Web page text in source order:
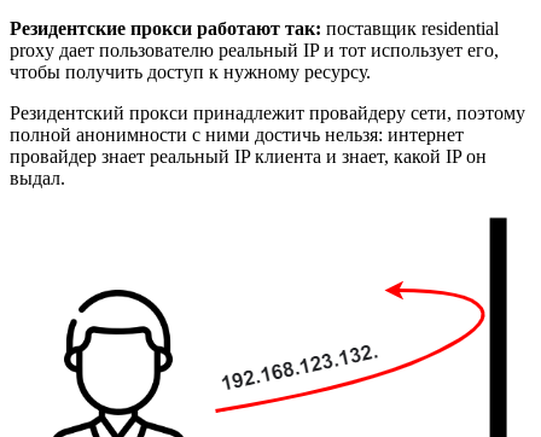
Резидентские прокси работают так: поставщик residential
proxy дает пользователю реальный IP и тот использует его,
чтобы получить доступ к нужному ресурсу.
Резидентский прокси принадлежит провайдеру сети, поэтому
полной анонимности с ними достичь нельзя: интернет
провайдер знает реальный IP клиента и знает, какой IP он
выдал.